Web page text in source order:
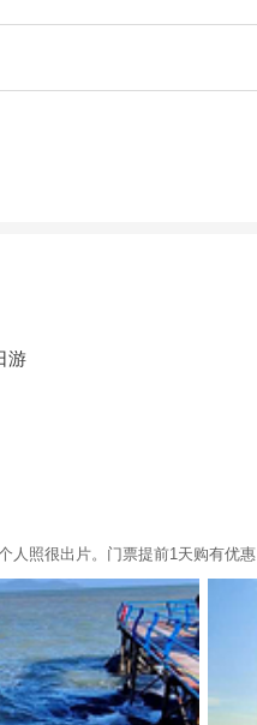
游
人照很出片。门票提前1天购有优惠